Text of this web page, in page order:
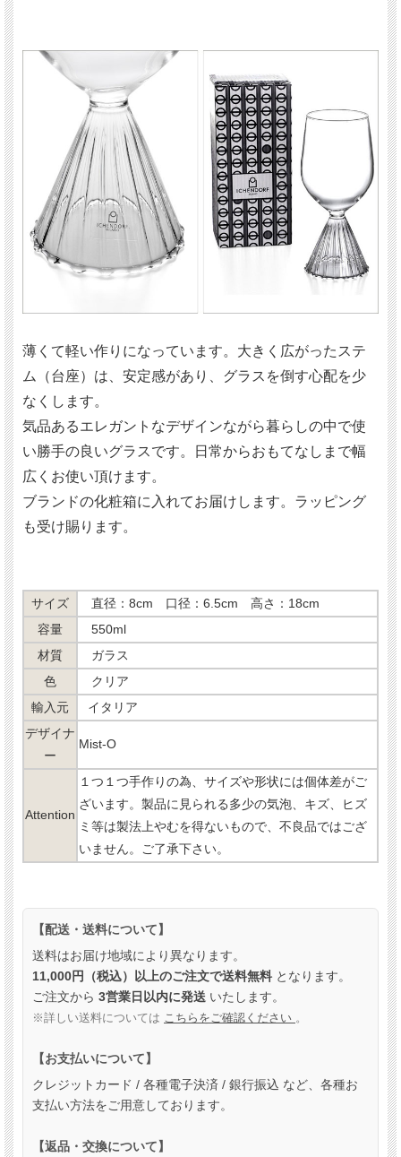
薄くて軽い作りになっています。大きく広がったステ
ム（台座）は、安定感があり、グラスを倒す心配を少
なくします。
気品あるエレガントなデザインながら暮らしの中で使
い勝手の良いグラスです。日常からおもてなしまで幅
広くお使い頂けます。
ブランドの化粧箱に入れてお届けします。ラッピング
も受け賜ります。
サイズ
直径：8cm 口径：6.5cm 高さ：18cm
容量
550ml
材質
ガラス
色
クリア
輸入元
イタリア
デザイナ
ー
Mist-O
Attention
１つ１つ手作りの為、サイズや形状には個体差がご
ざいます。製品に見られる多少の気泡、キズ、ヒズ
ミ等は製法上やむを得ないもので、不良品ではござ
いません。ご了承下さい。
【配送・送料について】
送料はお届け地域により異なります。
11,000円（税込）以上のご注文で送料無料 となります。
ご注文から 3営業日以内に発送 いたします。
※詳しい送料については こちらをご確認ください 。
【お支払いについて】
クレジットカード / 各種電子決済 / 銀行振込 など、各種お
支払い方法をご用意しております。
【返品・交換について】